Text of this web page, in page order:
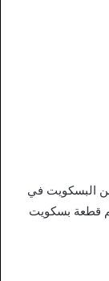
مع جميلة ٤ اكياس من البسكويت في
٣ قطع أخرى فكم قطعة بسكويت